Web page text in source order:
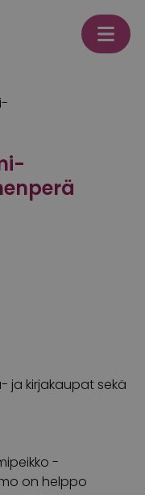
ja kirjakaupat sekä
-
on helppo